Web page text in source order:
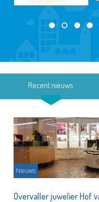
Recent nieuws
Nieuws
Overvaller juwelier Hof